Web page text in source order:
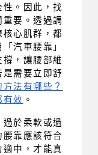
。因此，找
要。透過調
心肌群，都
汽車腰靠」
，讓腰部維
需要立即舒
法有哪些？
有效 。
於柔軟或過
靠應該符合
中，才能真